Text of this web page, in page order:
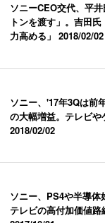
ソニーCEO交代、平
トンを渡す」。吉田
力高める」2018/02/02
ソニー、'17年3Qは前
の大幅増益。テレビや
2018/02/02
ソニー、PS4や半導体
テレビの高付加価値路